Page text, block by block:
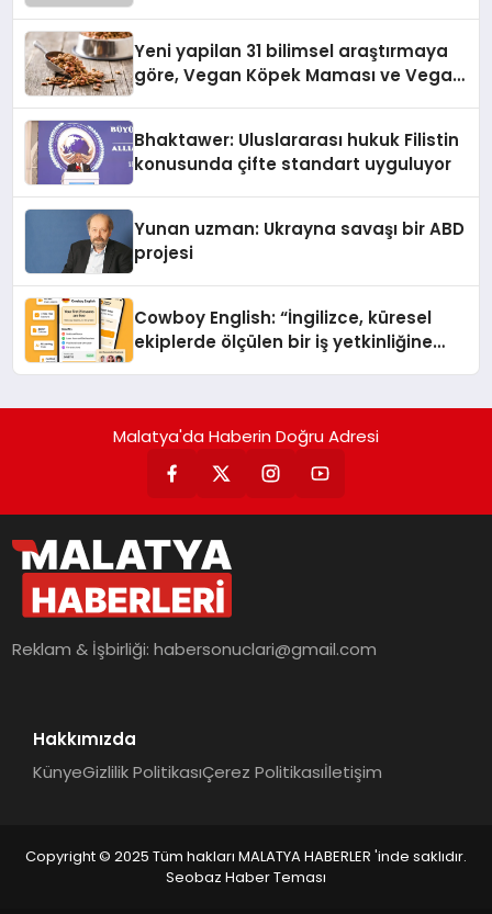
Yeni yapilan 31 bilimsel araştırmaya
göre, Vegan Köpek Maması ve Vegan
Bhaktawer: Uluslararası hukuk Filistin
konusunda çifte standart uyguluyor
Yunan uzman: Ukrayna savaşı bir ABD
projesi
Cowboy English: “İngilizce, küresel
ekiplerde ölçülen bir iş yetkinliğine
Malatya'da Haberin Doğru Adresi
Reklam & İşbirliği:habersonuclari@gmail.com
Hakkımızda
KünyeGizlilik PolitikasıÇerez Politikasıİletişim
Copyright © 2025 Tüm hakları MALATYA HABERLER 'inde saklıdır.
Seobaz Haber Teması